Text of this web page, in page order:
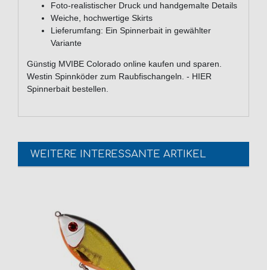
Foto-realistischer Druck und handgemalte Details
Weiche, hochwertige Skirts
Lieferumfang: Ein Spinnerbait in gewählter
Variante
Günstig MVIBE Colorado online kaufen und sparen.
Westin Spinnköder zum Raubfischangeln. - HIER
Spinnerbait bestellen.
WEITERE INTERESSANTE ARTIKEL